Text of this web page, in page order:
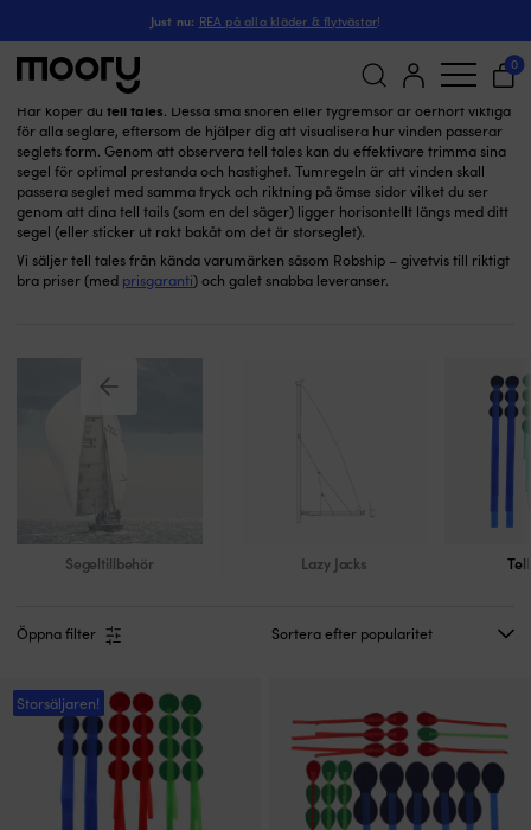
Just nu: REA på alla kläder & flytvästar!
Sök
efter:
0
Tell Tales / Tell Tails (4)
Här köper du tell tales. Dessa små snören eller tygremsor är oerhört viktiga
för alla seglare, eftersom de hjälper dig att visualisera hur vinden passerar
seglets form. Genom att observera tell tales kan du effektivare trimma sina
segel för optimal prestanda och hastighet. Tumregeln är att vinden skall
passera seglet med samma tryck och riktning på ömse sidor vilket du ser
genom att dina tell tails (som en del säger) ligger horisontellt längs med ditt
segel (eller sticker ut rakt bakåt om det är storseglet).
Vi säljer tell tales från kända varumärken såsom Robship – givetvis till riktigt
bra priser (med prisgaranti) och galet snabba leveranser.
Segeltillbehör Lazy Jacks
Öppna filter
Storsäljaren!